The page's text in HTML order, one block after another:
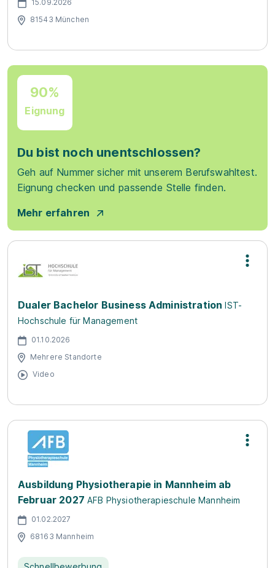
15.09.2026
81543 München
90%
Eignung
Du bist noch unentschlossen?
Geh auf Nummer sicher mit unserem Berufswahltest.
Eignung checken und passende Stelle finden.
Mehr erfahren
Dualer Bachelor Business Administration IST-
Hochschule für Management
01.10.2026
Mehrere Standorte
Video
Ausbildung Physiotherapie in Mannheim ab
Februar 2027 AFB Physiotherapieschule Mannheim
01.02.2027
68163 Mannheim